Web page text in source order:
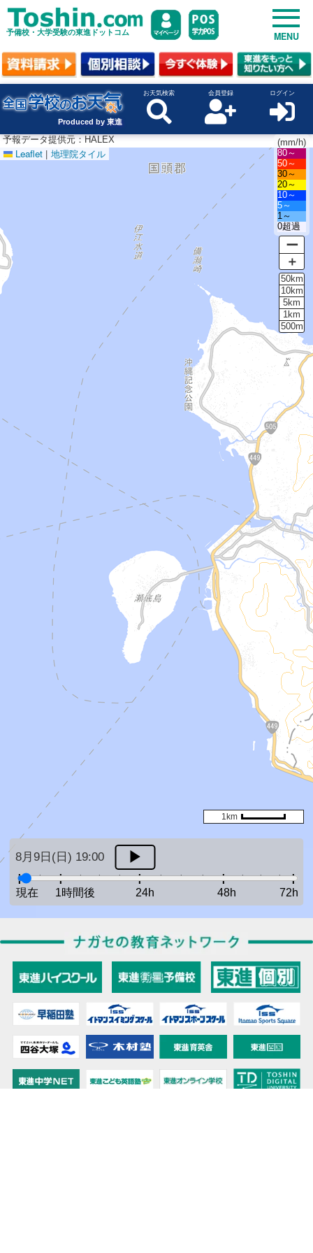
予備校・大学受験の東進ドットコム MENU
Produced by 東進
お天気検索 会員登録 ログイン
Leaflet | 地理院タイル
8月9日(日) 19:00
現在 1時間後 24h 48h 72h
1km
(mm/h)
80～
50～
30～
20～
10～
5～
1～
0超過
ー
＋
50km
10km
5km
1km
500m
予報データ提供元：HALEX